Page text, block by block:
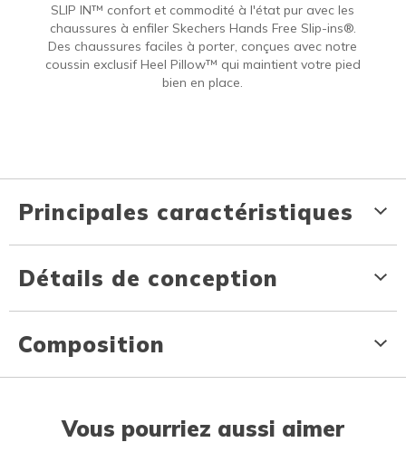
SLIP IN™ confort et commodité à l'état pur avec les
chaussures à enfiler Skechers Hands Free Slip-ins®.
Des chaussures faciles à porter, conçues avec notre
coussin exclusif Heel Pillow™ qui maintient votre pied
bien en place.
Principales caractéristiques
Détails de conception
Composition
Vous pourriez aussi aimer